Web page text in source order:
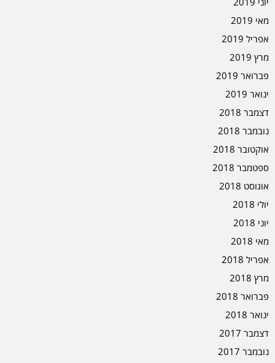
מאי 2019
אפריל 2019
מרץ 2019
פברואר 2019
ינואר 2019
דצמבר 2018
נובמבר 2018
אוקטובר 2018
ספטמבר 2018
אוגוסט 2018
יולי 2018
יוני 2018
מאי 2018
אפריל 2018
מרץ 2018
פברואר 2018
ינואר 2018
דצמבר 2017
נובמבר 2017